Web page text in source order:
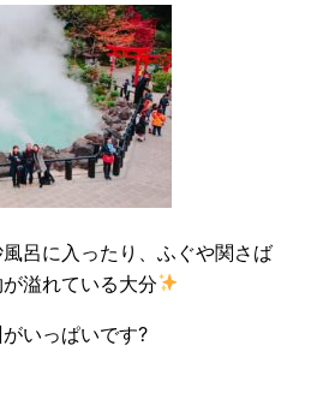
呂に入ったり、ふぐや関さば
溢れている大分
いっぱいです?